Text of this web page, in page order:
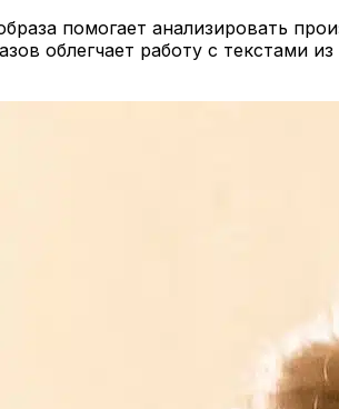
помогает анализировать
облегчает работу с текстами